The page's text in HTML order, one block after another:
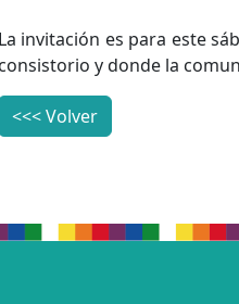
La invitación es para este
consistorio y donde la
<<< Volver